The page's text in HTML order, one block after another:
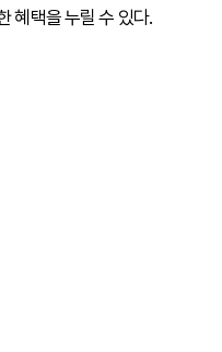
혜택을 누릴 수 있다.